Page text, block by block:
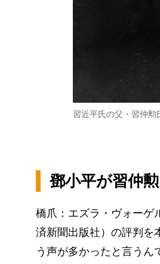
習近平氏の父・習仲勲
鄧小平が習仲
橋爪：エズラ・ヴォー
済新聞出版社）の評判を
う声が多かったと言うん